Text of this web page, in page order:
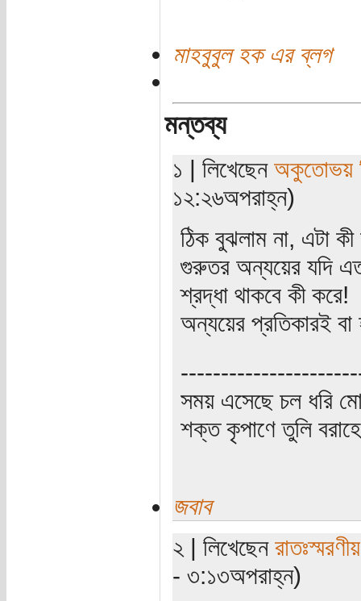
মাহবুবুল হক এর ব্লগ
মন্তব্য
১ | লিখেছেন অকুতোভয়
১২:২৬অপরাহ্ন)
ঠিক বুঝলাম না, এটা
গুরুতর অন্যয়ের যদি
শ্রদ্ধা থাকবে কী করে!
অন্যয়ের প্রতিকারই
সময় এসেছে চল ধরি
শক্ত কৃপাণে তুলি
জবাব
২ | লিখেছেন রাতঃস্মরণীয়
- ৩:১৩অপরাহ্ন)